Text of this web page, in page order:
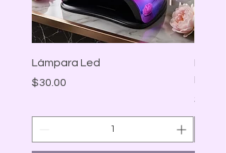
Lámpara Led
Precio
$30.00
Precio
$41.00